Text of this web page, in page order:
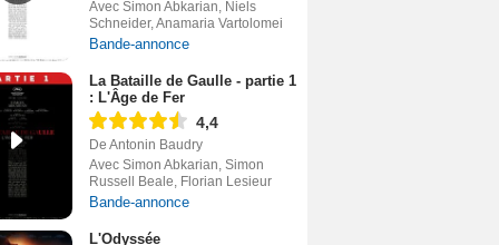
Avec Simon Abkarian, Niels
Schneider, Anamaria Vartolomei
Bande-annonce
La Bataille de Gaulle - partie 1
: L'Âge de Fer
4,4
De Antonin Baudry
Avec Simon Abkarian, Simon
Russell Beale, Florian Lesieur
Bande-annonce
L'Odyssée